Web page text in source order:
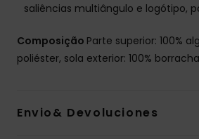
saliências multiângulo e logótipo,
Composição Parte superior: 100%
poliéster, sola exterior: 100%
Envio& Devoluciones